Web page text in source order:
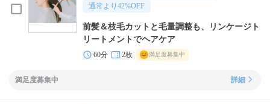
通常より 42%OFF
前髪＆枝毛カットと毛量調整も、リンケージト
リートメントでヘアケア
60分 2枚 満足度募集中
満足度募集中 詳細